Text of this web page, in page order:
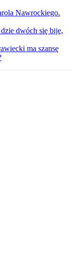
Nawrockiego.
dwóch się bije,
ma szansę